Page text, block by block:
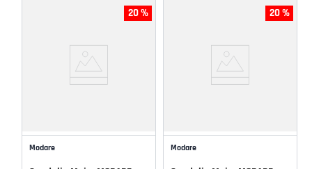
20 %
Modare
20 %
Modare